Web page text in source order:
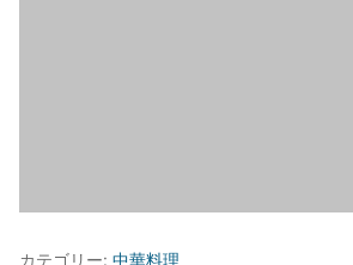
カテゴリー: 中華料理